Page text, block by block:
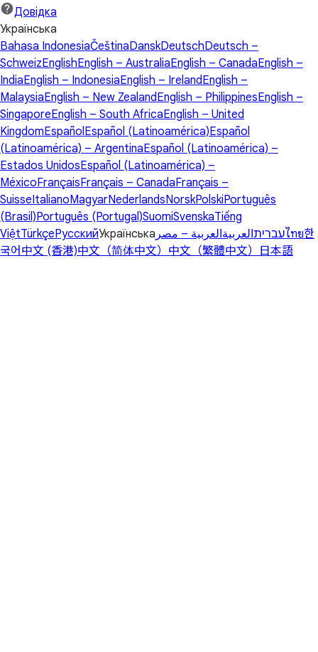
Довідка
Українська
Bahasa IndonesiaČeštinaDanskDeutschDeutsch –
SchweizEnglishEnglish – AustraliaEnglish – CanadaEnglish –
IndiaEnglish – IndonesiaEnglish – IrelandEnglish –
MalaysiaEnglish – New ZealandEnglish – PhilippinesEnglish –
SingaporeEnglish – South AfricaEnglish – United
KingdomEspañolEspañol (Latinoamérica)Español
(Latinoamérica) – ArgentinaEspañol (Latinoamérica) –
Estados UnidosEspañol (Latinoamérica) –
MéxicoFrançaisFrançais – CanadaFrançais –
SuisseItalianoMagyarNederlandsNorskPolskiPortuguês
(Brasil)Português (Portugal)SuomiSvenskaTiếng
ViệtTürkçeРусскийУкраїнська עבריתالعربيةالعربية – مصر ไทย한
국어 中文 (香港)中文（简体中文） 中文（繁體中文） 日本語